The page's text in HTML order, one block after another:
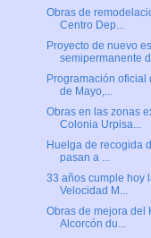
Obras de
Centro Dep...
Proyecto de nuevo
semipermanente
Programación oficial
de Mayo,...
Obras en las zonas
Colonia Urpisa...
Huelga de recogida
pasan a ...
33 años cumple hoy
Velocidad M...
Obras de mejora del
Alcorcón du...